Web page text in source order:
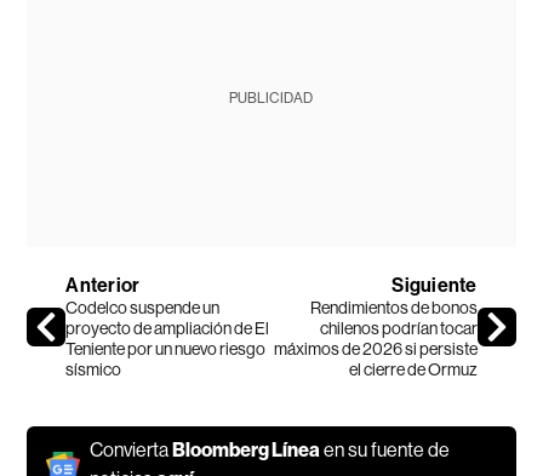
PUBLICIDAD
Anterior
Codelco suspende un
proyecto de ampliación de El
Teniente por un nuevo riesgo
sísmico
Siguiente
Rendimientos de bonos
chilenos podrían tocar
máximos de 2026 si persiste
el cierre de Ormuz
Convierta Bloomberg Líneaen su fuente de